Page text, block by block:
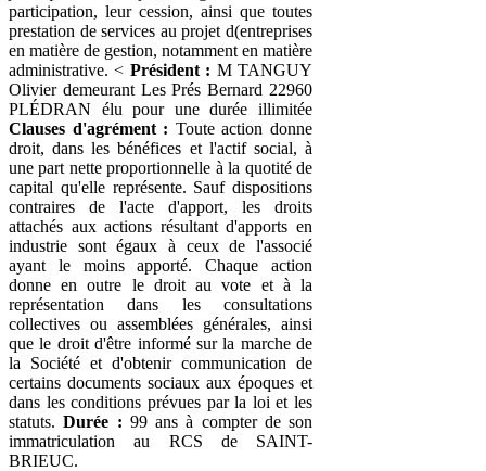
participation, leur cession, ainsi que toutes
prestation de services au projet d(entreprises
en matière de gestion, notamment en matière
administrative. < Président : M TANGUY
Olivier demeurant Les Prés Bernard 22960
PLÉDRAN élu pour une durée illimitée
Clauses d'agrément : Toute action donne
droit, dans les bénéfices et l'actif social, à
une part nette proportionnelle à la quotité de
capital qu'elle représente. Sauf dispositions
contraires de l'acte d'apport, les droits
attachés aux actions résultant d'apports en
industrie sont égaux à ceux de l'associé
ayant le moins apporté. Chaque action
donne en outre le droit au vote et à la
représentation dans les consultations
collectives ou assemblées générales, ainsi
que le droit d'être informé sur la marche de
la Société et d'obtenir communication de
certains documents sociaux aux époques et
dans les conditions prévues par la loi et les
statuts.Durée : 99 ans à compter de son
immatriculation au RCS de SAINT-
BRIEUC.